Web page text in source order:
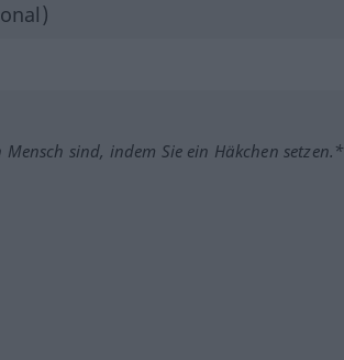
sind, indem Sie ein Häkchen setzen.*